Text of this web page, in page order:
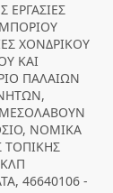
ΕΡΓΑΣΙΕΣ
ΧΟΝΔΡΙΚΟΥ
ΚΑΙ
ΠΑΛΑΙΩΝ
ΜΕΣΟΛΑΒΟΥΝ
ΝΟΜΙΚΑ
ΤΟΠΙΚΗΣ
46640106 -